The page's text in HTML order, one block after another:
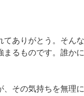
ありがとう。そん
るものです。誰か
その気持ちを無理